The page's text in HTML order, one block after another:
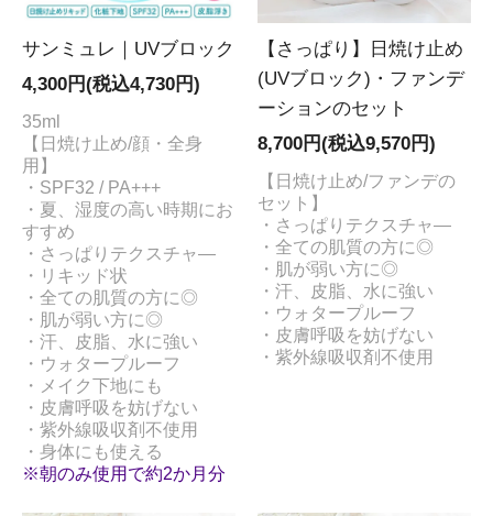
サンミュレ｜UVブロック
4,300円(税込4,730円)
35ml
【日焼け止め/顔・全身
用】
・SPF32 / PA+++
・夏、湿度の高い時期にお
すすめ
・さっぱりテクスチャ―
・リキッド状
・全ての肌質の方に◎
・肌が弱い方に◎
・汗、皮脂、水に強い
・ウォタープルーフ
・メイク下地にも
・皮膚呼吸を妨げない
・紫外線吸収剤不使用
・身体にも使える
※朝のみ使用で約2か月分
【さっぱり】日焼け止め
(UVブロック)・ファンデ
ーションのセット
8,700円(税込9,570円)
【日焼け止め/ファンデの
セット】
・さっぱりテクスチャ―
・全ての肌質の方に◎
・肌が弱い方に◎
・汗、皮脂、水に強い
・ウォタープルーフ
・皮膚呼吸を妨げない
・紫外線吸収剤不使用